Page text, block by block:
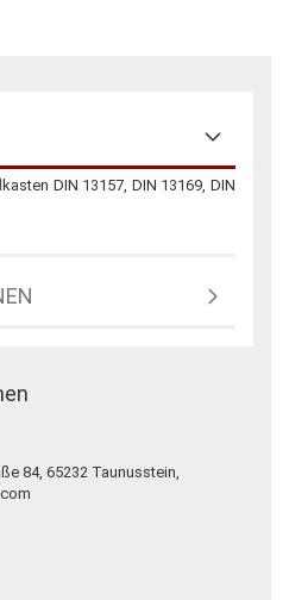
DIN 13157, DIN 13169, DIN
84, 65232 Taunusstein,